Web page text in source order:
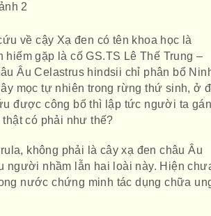
2
về cậy Xạ đen có tên khoa học là
gặp là cố GS.TS Lê Thế Trung –
Âu Celastrus hindsii chỉ phân bổ
mọc tự nhiên trong rừng thứ sinh, ở
được công bố thì lập tức người ta
có phải như thế?
không phải là cây xạ đen châu Âu
người nhầm lẫn hai loài này. Hiện
nước chứng minh tác dụng chữa